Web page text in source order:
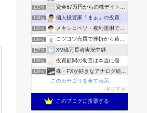
133位 資金67万円からの株デイトレ収支記録
134位 個人投資家「まぁ」の投資ブログ《資産倍増化》
135位 メキシコペソ・複利運用でアーリーリタイアするブログ！
136位 コツコツ売買で挫折から這い上がりたい
137位 XM億万長者実況中継
138位 投資顧問の助言は本当に儲かるのかリアルにやってみた
139位 株・FXが好きなアナログ絵描きの日常│a.mayu blog
ナツ株日記
141位 億り人研究所
このカテゴリを全て表示
参加する
このブログに投票する